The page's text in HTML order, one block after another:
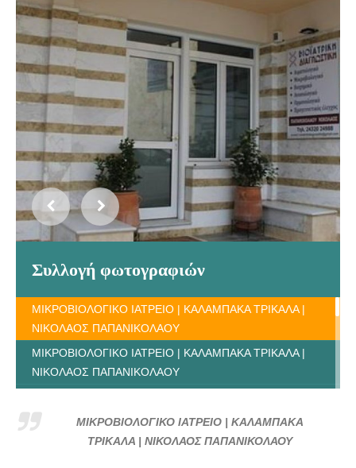
Συλλογή φωτογραφιών
ΜΙΚΡΟΒΙΟΛΟΓΙΚΟ ΙΑΤΡΕΙΟ | ΚΑΛΑΜΠΑΚΑ ΤΡΙΚΑΛΑ |
ΝΙΚΟΛΑΟΣ ΠΑΠΑΝΙΚΟΛΑΟΥ
ΜΙΚΡΟΒΙΟΛΟΓΙΚΟ ΙΑΤΡΕΙΟ | ΚΑΛΑΜΠΑΚΑ ΤΡΙΚΑΛΑ |
ΝΙΚΟΛΑΟΣ ΠΑΠΑΝΙΚΟΛΑΟΥ
ΝΙΚΟΛΑΟΣ ΠΑΠΑΝΙΚΟΛΑΟΥ
ΜΙΚΡΟΒΙΟΛΟΓΙΚΟ ΙΑΤΡΕΙΟ | ΚΑΛΑΜΠΑΚΑ ΤΡΙΚΑΛΑ |
ΜΙΚΡΟΒΙΟΛΟΓΙΚΟ ΙΑΤΡΕΙΟ | ΚΑΛΑΜΠΑΚΑ
ΤΡΙΚΑΛΑ | ΝΙΚΟΛΑΟΣ ΠΑΠΑΝΙΚΟΛΑΟΥ